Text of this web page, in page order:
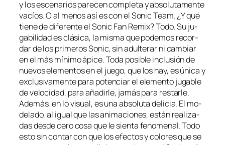
y los es­ce­na­rios pa­re­cen com­ple­ta y ab­so­lu­ta­men­te
va­cíos. O al me­nos así es con el Sonic Team. ¿Y qué
tie­ne de di­fe­ren­te el Sonic Fan Remix? Todo. Su ju­
ga­bi­li­dad es clá­si­ca, la mis­ma que po­de­mos re­cor­
dar de los pri­me­ros Sonic, sin adul­te­rar ni cam­biar
en el más mí­ni­mo ápi­ce. Toda po­si­ble in­clu­sión de
nue­vos ele­men­tos en el jue­go, que los hay, es úni­ca y
ex­clu­si­va­men­te pa­ra po­ten­ciar el ele­men­to ju­ga­ble
de ve­lo­ci­dad, pa­ra aña­dir­le, ja­más pa­ra res­tar­le.
Además, en lo vi­sual, es una ab­so­lu­ta de­li­cia. El mo­
de­la­do, al igual que las ani­ma­cio­nes, es­tán rea­li­za­
das des­de ce­ro co­sa que le sien­ta fe­no­me­nal. Todo
es­to sin con­tar con que los efec­tos y co­lo­res que se